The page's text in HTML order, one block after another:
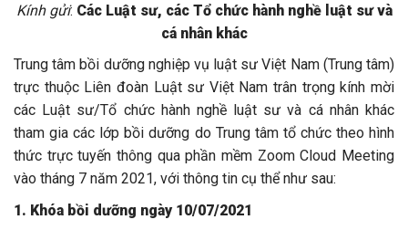
Kính gửi: Các Luật sư, các Tổ chức hành nghề luật sư và
cá nhân khác
Trung tâm bồi dưỡng nghiệp vụ luật sư Việt Nam (Trung tâm)
trực thuộc Liên đoàn Luật sư Việt Nam trân trọng kính mời
các Luật sư/Tổ chức hành nghề luật sư và cá nhân khác
tham gia các lớp bồi dưỡng do Trung tâm tổ chức theo hình
thức trực tuyến thông qua phần mềm Zoom Cloud Meeting
vào tháng 7 năm 2021, với thông tin cụ thể như sau:
1. Khóa bồi dưỡng ngày 10/07/2021